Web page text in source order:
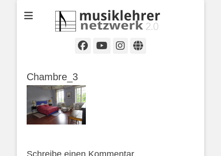
Selbständige Musikpädagoginnen und Musikpädagogen in
Wiesbaden
Facebook
YouTube
Instagram
Website
Chambre_3
Schreibe einen Kommentar